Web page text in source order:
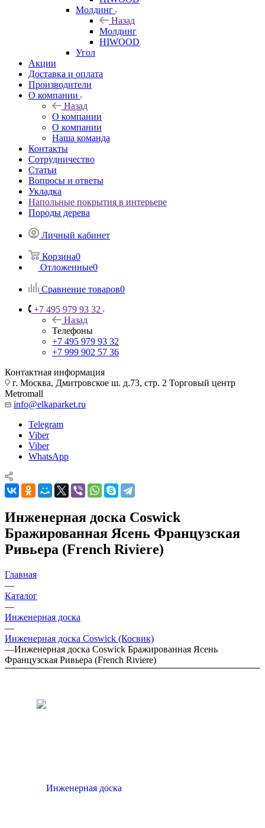
Молдинг
Назад
Молдинг
HIWOOD
Угол
Акции
Доставка и оплата
Производители
О компании
Назад
О компании
О компании
Наша команда
Контакты
Сотрудничество
Статьи
Вопросы и ответы
Укладка
Напольные покрытия в интерьере
Породы дерева
Личный кабинет
Корзина0
Отложенные0
Сравнение товаров0
+7 495 979 93 32
Назад
Телефоны
+7 495 979 93 32
+7 999 902 57 36
Контактная информация
г. Москва, Дмитровское ш. д.73, стр. 2 Торговый центр
Metromall
info@elkaparket.ru
Telegram
Viber
Viber
WhatsApp
Инженерная доска Coswick
Бражированная Ясень Французская
Ривьера (French Riviere)
Главная
—
Каталог
—
Инженерная доска
—
Инженерная доска Coswick (Косвик)
—Инженерная доска Coswick Бражированная Ясень
Французская Ривьера (French Riviere)